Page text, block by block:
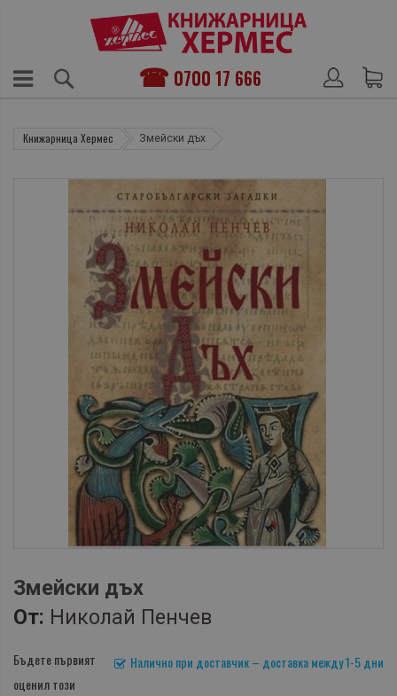
0700 17 666
Книжарница Хермес Змейски дъх
Змейски дъх
От: Николай Пенчев
Налично при доставчик – доставка между 1-5 дни
Бъдете първият
оценил този